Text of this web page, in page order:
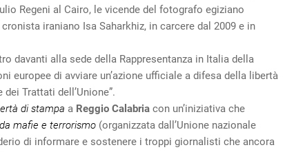
Regeni al Cairo, le vicende del fotografo egiziano
iraniano Isa Saharkhiz, in carcere dal 2009 e in
davanti alla sede della Rappresentanza in Italia della
europee di avviare un’azione ufficiale a difesa della libertà
Trattati dell’Unione”.
di stampa a Reggio Calabria con un’iniziativa che
mafie e terrorismo (organizzata dall’Unione nazionale
di informare e sostenere i troppi giornalisti che ancora